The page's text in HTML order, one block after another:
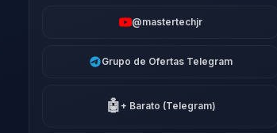
@mastertechjr
Grupo de Ofertas Telegram
🤖+ Barato (Telegram)